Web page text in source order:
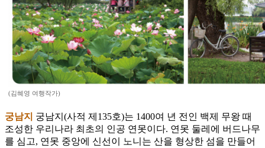
(김혜영 여행작가)
궁남지 궁남지(사적 제135호)는 1400여 년 전인 백제 무왕 때
조성한 우리나라 최초의 인공 연못이다. 연못 둘레에 버드나무
를 심고, 연못 중앙에 신선이 노니는 산을 형상한 섬을 만들어